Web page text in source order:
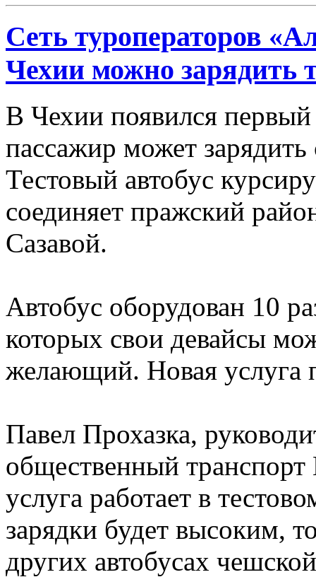
Сеть туроператоров
Чехии можно зарядить
В Чехии появился
пассажир может зарядить
Тестовый автобус
соединяет пражский
Сазавой.
Автобус оборудован 10
которых свои девайсы
желающий. Новая услуга
Павел Прохазка,
общественный
услуга работает в
зарядки будет высоким,
других автобусах